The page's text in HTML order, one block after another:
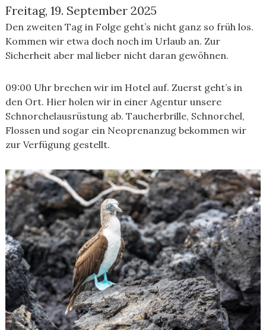
Freitag, 19. September 2025
Den zweiten Tag in Folge geht’s nicht ganz so früh los.
Kommen wir etwa doch noch im Urlaub an. Zur
Sicherheit aber mal lieber nicht daran gewöhnen.
09:00 Uhr brechen wir im Hotel auf. Zuerst geht’s in
den Ort. Hier holen wir in einer Agentur unsere
Schnorchelausrüstung ab. Taucherbrille, Schnorchel,
Flossen und sogar ein Neoprenanzug bekommen wir
zur Verfügung gestellt.